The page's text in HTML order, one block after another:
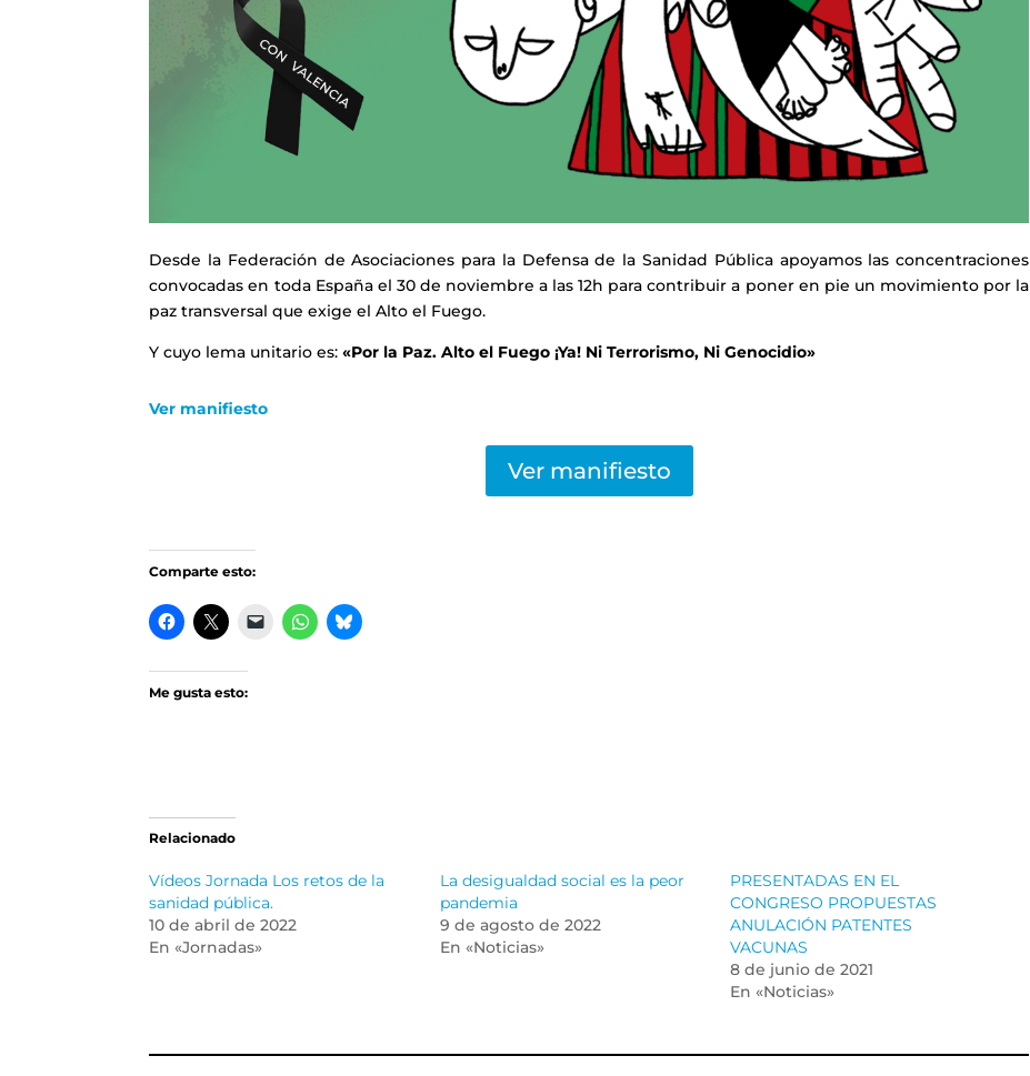
Desde la Federación de Asociaciones para la Defensa de la Sanidad Pública apoyamos las concentraciones
convocadas en toda España el 30 de noviembre a las 12h para contribuir a poner en pie un movimiento por la
paz transversal que exige el Alto el Fuego.
Y cuyo lema unitario es:«Por la Paz. Alto el Fuego ¡Ya! Ni Terrorismo, Ni Genocidio»
Ver manifiesto
Ver manifiesto
Comparte esto:
Me gusta esto:
Relacionado
Vídeos Jornada Los retos de la
sanidad pública.
10 de abril de 2022
En «Jornadas»
La desigualdad social es la peor
pandemia
9 de agosto de 2022
En «Noticias»
PRESENTADAS EN EL
CONGRESO PROPUESTAS
ANULACIÓN PATENTES
VACUNAS
8 de junio de 2021
En «Noticias»